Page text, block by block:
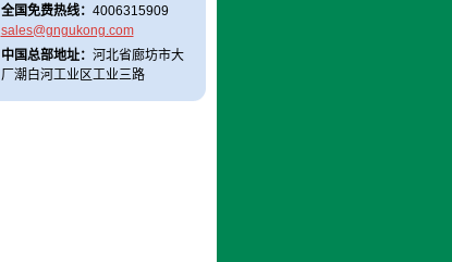
全国免费热线： 4006315909
sales@gngukong.com
中国总部地址： 河北省廊坊市大
厂潮白河工业区工业三路